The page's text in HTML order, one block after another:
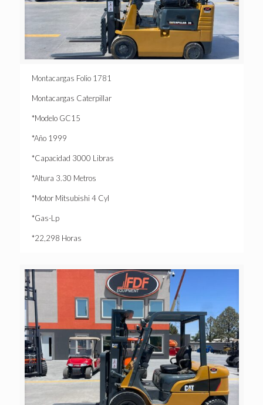
Montacargas Folio 1781
Montacargas Caterpillar
*Modelo GC15
*Año 1999
*Capacidad 3000 Libras
*Altura 3.30 Metros
*Motor Mitsubishi 4 Cyl
*Gas-Lp
*22,298 Horas